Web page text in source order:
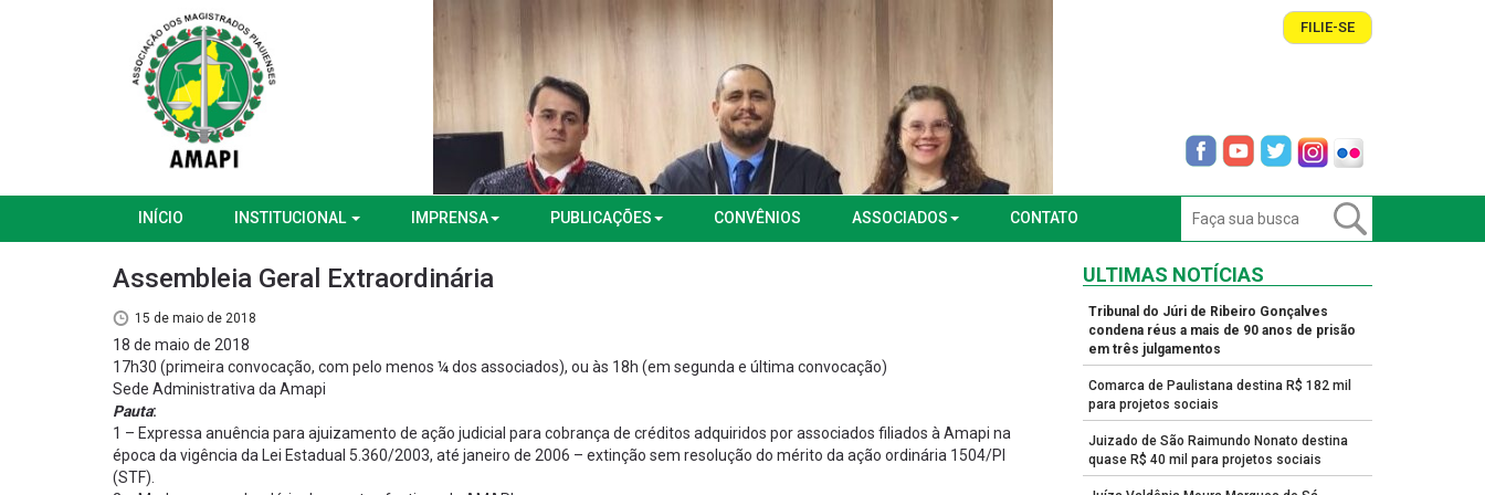
FILIE-SE
INÍCIO INSTITUCIONAL IMPRENSA PUBLICAÇÕES CONVÊNIOS ASSOCIADOS CONTATO
Assembleia Geral Extraordinária
15 de maio de 2018
18 de maio de 2018
17h30 (primeira convocação, com pelo menos ¼ dos associados), ou às 18h (em segunda e última convocação)
Sede Administrativa da Amapi
Pauta:
1 – Expressa anuência para ajuizamento de ação judicial para cobrança de créditos adquiridos por associados filiados à Amapi na
época da vigência da Lei Estadual 5.360/2003, até janeiro de 2006 – extinção sem resolução do mérito da ação ordinária 1504/PI
(STF).
ULTIMAS NOTÍCIAS
Tribunal do Júri de Ribeiro Gonçalves
condena réus a mais de 90 anos de prisão
em três julgamentos
Comarca de Paulistana destina R$ 182 mil
para projetos sociais
Juizado de São Raimundo Nonato destina
quase R$ 40 mil para projetos sociais